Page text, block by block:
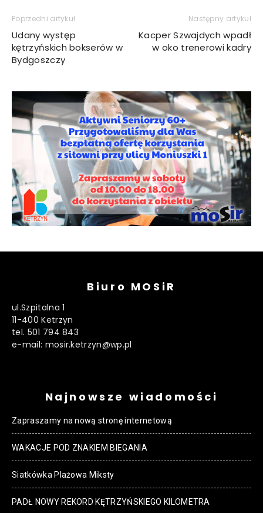
Poprzedni artykuł
Udany występ
kętrzyńskich bokserów w
Bydgoszczy
Następny artykuł
Kacper Szwajdych wpadł
w oko trenerowi kadry
Biuro MOSiR
ul.Szpitalna 1
11-400 Ketrzyn
tel. 501 794 843
e-mail: mosir.ketrzyn@wp.pl
Najnowsze wiadomości
Zapraszamy na nową stronę internetową
WAKACJE POD ZNAKIEM BIEGANIA
Siatkówka Plażowa Miksty
PADŁ NOWY REKORD KĘTRZYŃSKIEGO KILOMETRA